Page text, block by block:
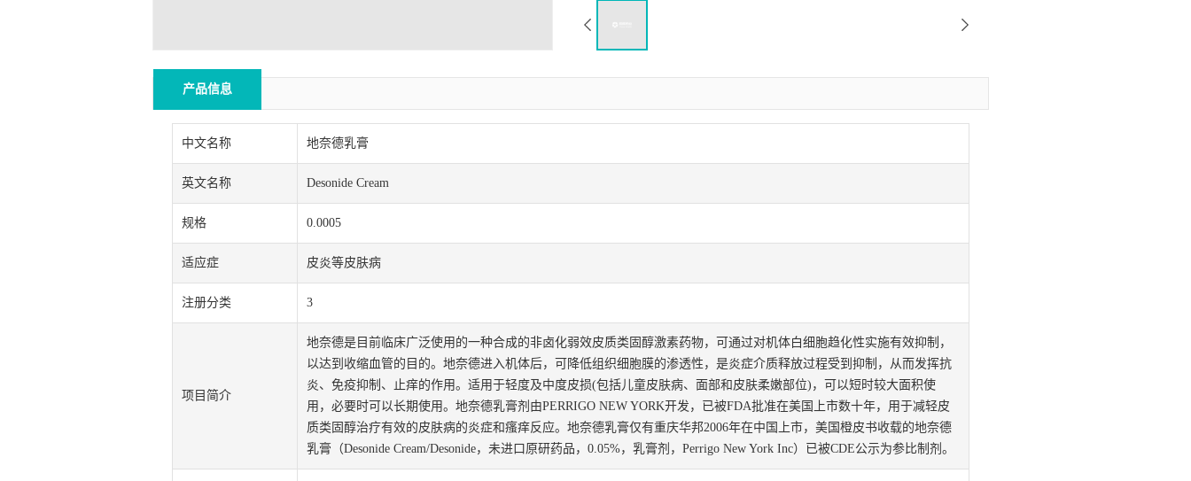
产品信息
中文名称 地奈德乳膏
英文名称 Desonide Cream
规格 0.0005
适应症 皮炎等皮肤病
注册分类 3
项目简介
地奈德是目前临床广泛使用的一种合成的非卤化弱效皮质类固醇激素药物，可通过对机体白细胞趋化性实施有效抑制，
以达到收缩血管的目的。地奈德进入机体后，可降低组织细胞膜的渗透性，是炎症介质释放过程受到抑制，从而发挥抗
炎、免疫抑制、止痒的作用。适用于轻度及中度皮损(包括儿童皮肤病、面部和皮肤柔嫩部位)，可以短时较大面积使
用，必要时可以长期使用。地奈德乳膏剂由PERRIGO NEW YORK开发，已被FDA批准在美国上市数十年，用于减轻皮
质类固醇治疗有效的皮肤病的炎症和瘙痒反应。地奈德乳膏仅有重庆华邦2006年在中国上市，美国橙皮书收载的地奈德
乳膏（Desonide Cream/Desonide，未进口原研药品，0.05%，乳膏剂，Perrigo New York Inc）已被CDE公示为参比制剂。